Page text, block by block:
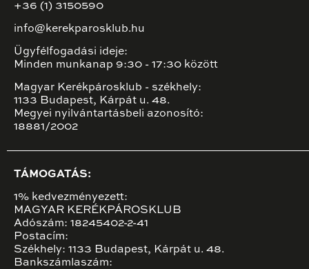
+36 (1) 3150590
info@kerekparosklub.hu
Ügyfélfogadási ideje:
Minden munkanap 9:30 - 17:30 között
Magyar Kerékpárosklub - székhely:
1133 Budapest, Kárpát u. 48.
Megyei nyilvántartásbeli azonosító:
18881/2002
TÁMOGATÁS:
1% kedvezményezett:
MAGYAR KERÉKPÁROSKLUB
Adószám: 18245402-2-41
Postacím:
Székhely: 1133 Budapest, Kárpát u. 48.
Bankszámlaszám: